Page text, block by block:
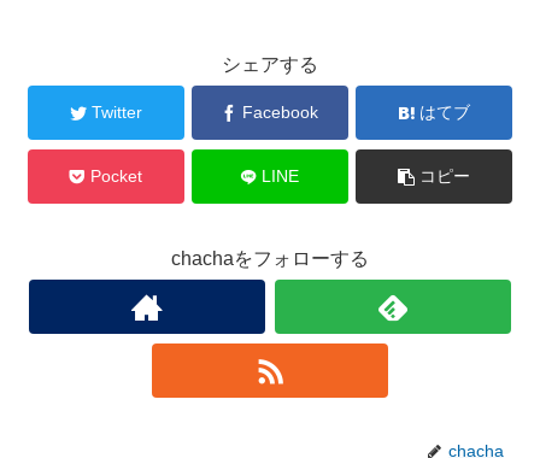
シェアする
Twitter Facebook はてブ
Pocket LINE コピー
chachaをフォローする
chacha